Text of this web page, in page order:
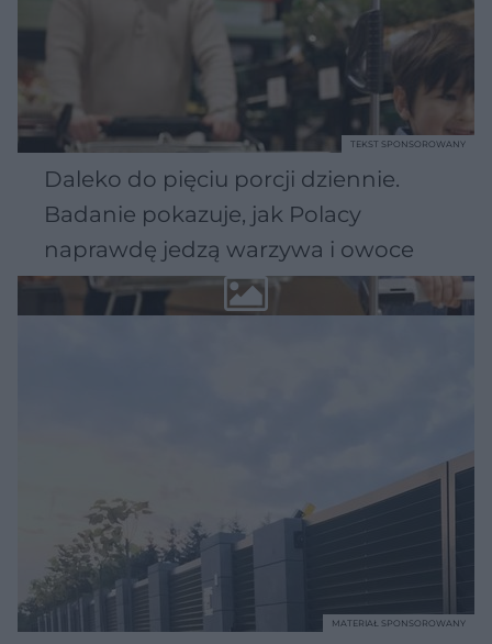
Daleko do pięciu porcji dziennie.
Badanie pokazuje, jak Polacy
naprawdę jedzą warzywa i owoce
TEKST SPONSOROWANY
MATERIAŁ SPONSOROWANY